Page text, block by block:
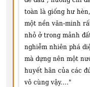
toàn là giống hư
một nền văn-minh
nhỏ ở trong mảnh
nghiễm nhiên phá
mà dựng nên một
huyết hãn của các
vô cùng vậy...."